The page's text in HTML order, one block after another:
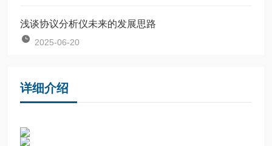
浅谈协议分析仪未来的发展思路
2025-06-20
详细介绍